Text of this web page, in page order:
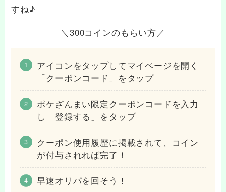
すね♪
＼300コインのもらい方／
アイコンをタップしてマイページを開く
「クーポンコード」をタップ
ポケざんまい限定クーポンコードを入力
し「登録する」をタップ
クーポン使用履歴に掲載されて、コイン
が付与されれば完了！
早速オリパを回そう！